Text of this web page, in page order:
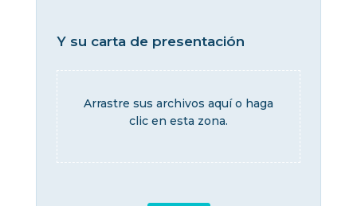
Y su carta de presentación
Arrastre sus archivos aquí o haga
clic en esta zona.